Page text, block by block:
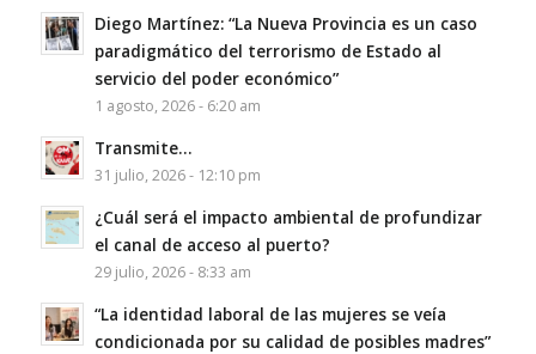
Diego Martínez: “La Nueva Provincia es un caso
paradigmático del terrorismo de Estado al
servicio del poder económico”
1 agosto, 2026 - 6:20 am
Transmite…
31 julio, 2026 - 12:10 pm
¿Cuál será el impacto ambiental de profundizar
el canal de acceso al puerto?
29 julio, 2026 - 8:33 am
“La identidad laboral de las mujeres se veía
condicionada por su calidad de posibles madres”